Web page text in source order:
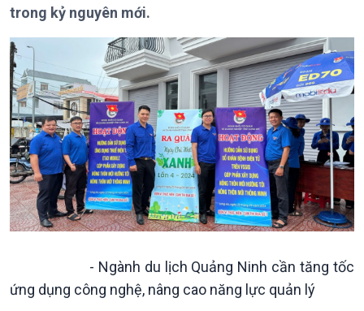
Chính trị
Tin Chính trị
Chính phủ với người dân
Quốc hội với cử tri
Xây dựng đảng
Đảng trong cuộc sống
Nhận diện sự thật
Pháp luật và đời sống
Thế giới
Tin thế giới
Vấn đề quốc tế
Hồ sơ sự kiện quốc tế
Thế giới & Việt Nam
Biên cương - Một dải vững
bền
Tin Kinh tế
Nông nghiệp & Biển đảo
Tin Nông nghiệp & Biển
trong kỷ nguyên mới.
- Ngành du lịch Quảng Ninh cần tăng tốc
ứng dụng công nghệ, nâng cao năng lực quản lý